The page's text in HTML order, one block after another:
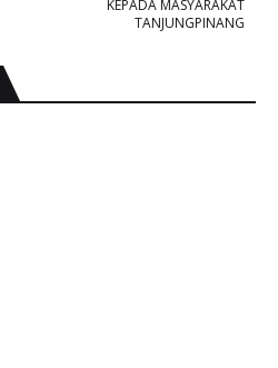
KEPADA MASYARAKAT
TANJUNGPINANG